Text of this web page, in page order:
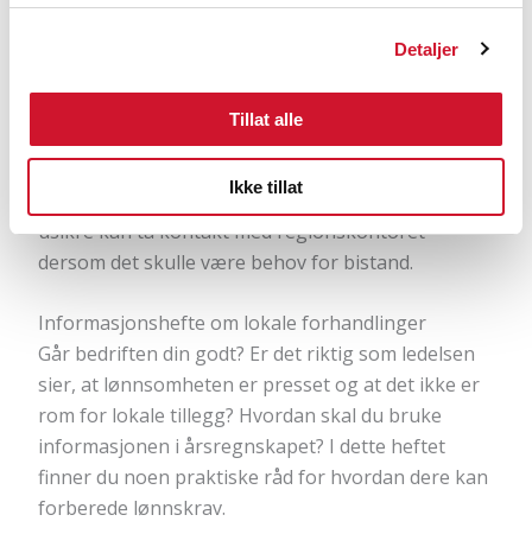
Detaljer
Tillat alle
Ikke tillat
Ledelsen på din arbeidsplass skal gi
lønnsopplysninger til tillitsvalgte. Det slo
dommen lenger ned på siden.
Bistand i lokale lønnsforhandlinger
Alle som er førstegangsforhandlere eller føler seg
usikre kan ta kontakt med regionskontoret
dersom det skulle være behov for bistand.
Informasjonshefte om lokale forhandlinger
Går bedriften din godt? Er det riktig som ledelsen
sier, at lønnsomheten er presset og at det ikke er
rom for lokale tillegg? Hvordan skal du bruke
informasjonen i årsregnskapet? I dette heftet
finner du noen praktiske råd for hvordan dere kan
forberede lønnskrav.